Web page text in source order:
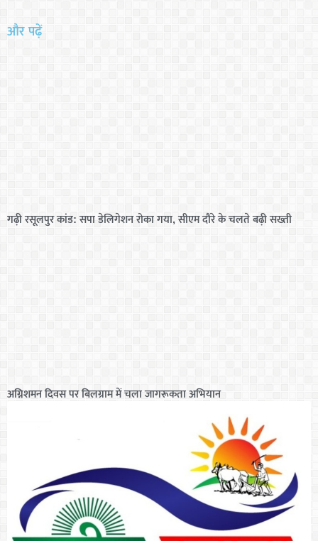
और पढ़ें
गढ़ी रसूलपुर कांड: सपा डेलिगेशन रोका गया, सीएम दौरे के चलते बढ़ी सख्ती
अग्निशमन दिवस पर बिलग्राम में चला जागरूकता अभियान